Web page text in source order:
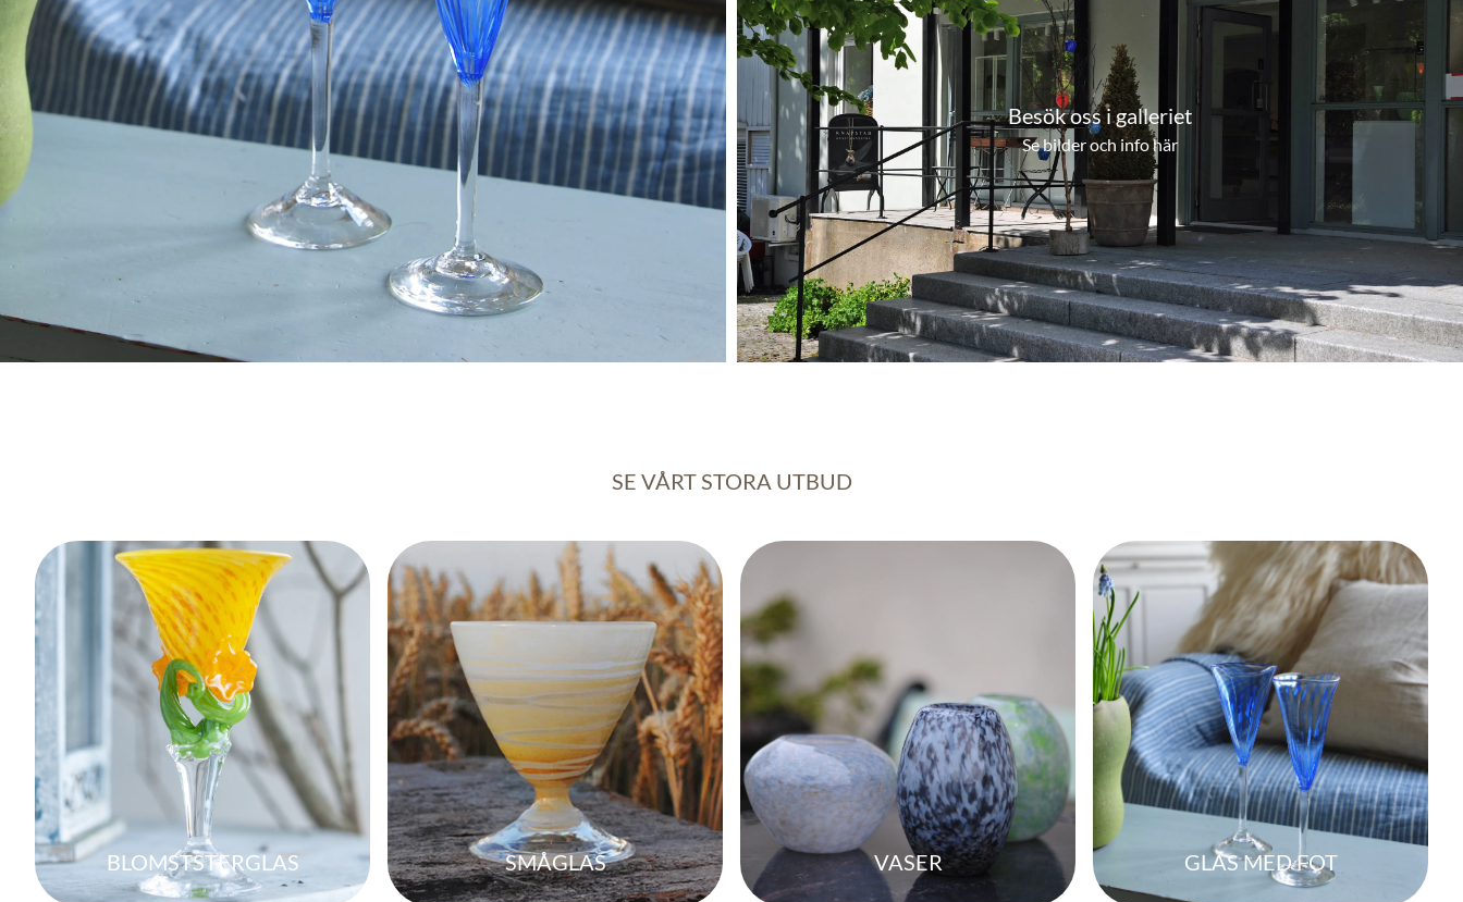
Besök oss i galleriet
Se bilder och info här
SE VÅRT STORA UTBUD
BLOMSTSTERGLAS SMÅGLAS VASER GLAS MED FOT